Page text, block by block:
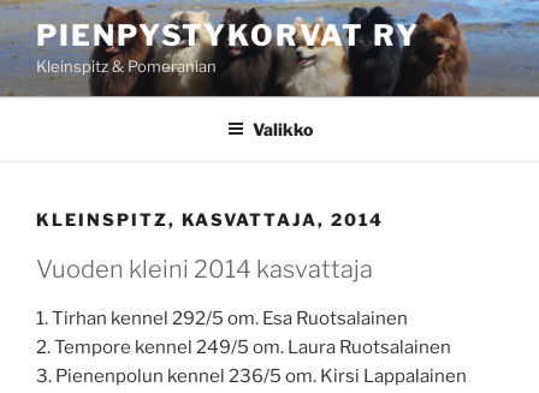
Siirry
sisältöönPIENPYSTYKORVAT RY
Kleinspitz & Pomeranian
Valikko
KLEINSPITZ, KASVATTAJA, 2014
Vuoden kleini 2014 kasvattaja
1. Tirhan kennel 292/5 om. Esa Ruotsalainen
2. Tempore kennel 249/5 om. Laura Ruotsalainen
3. Pienenpolun kennel 236/5 om. Kirsi Lappalainen